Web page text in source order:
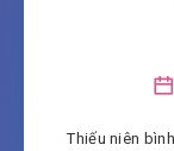
Thiếu niên